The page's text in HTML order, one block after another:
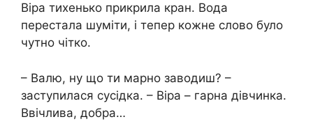
Віра тихенько прикрила кран. Вода
перестала шуміти, і тепер кожне слово було
чутно чітко.
– Валю, ну що ти марно заводиш? –
заступилася сусідка. – Віра – гарна дівчинка.
Ввічлива, добра…